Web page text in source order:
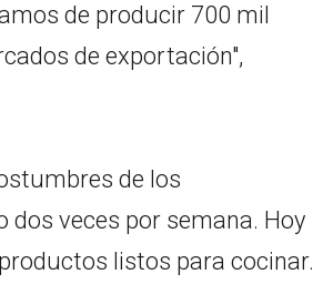
de producir 700 mil
de exportación",
de los
veces por semana. Hoy
listos para cocinar.